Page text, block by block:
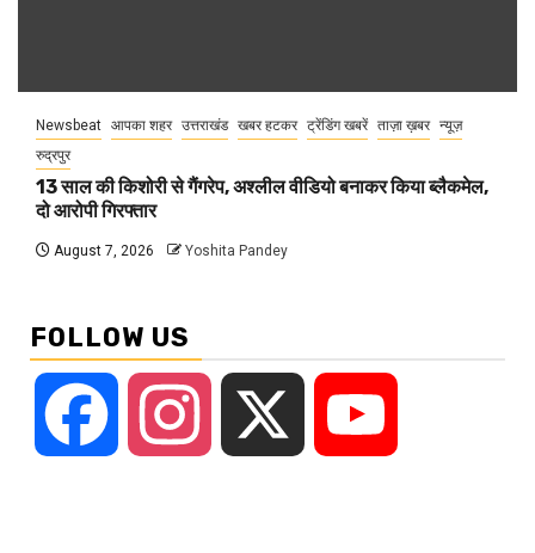
Newsbeat आपका शहर उत्तराखंड खबर हटकर ट्रेंडिंग खबरें ताज़ा ख़बर न्यूज़
रुद्रपुर
13 साल की किशोरी से गैंगरेप, अश्लील वीडियो बनाकर किया ब्लैकमेल,
दो आरोपी गिरफ्तार
August 7, 2026 Yoshita Pandey
FOLLOW US
Facebook Instagram